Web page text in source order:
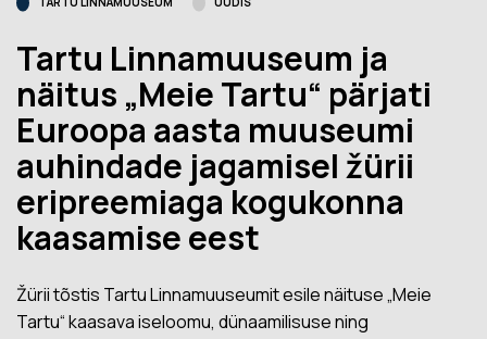
Tartu Linnamuuseum ja
näitus „Meie Tartu“ pärjati
Euroopa aasta muuseumi
auhindade jagamisel žürii
eripreemiaga kogukonna
kaasamise eest
Žürii tõstis Tartu Linnamuuseumit esile näituse „Meie
Tartu“ kaasava iseloomu, dünaamilisuse ning